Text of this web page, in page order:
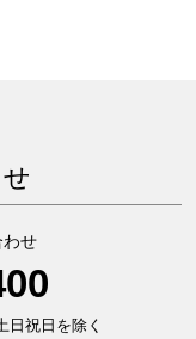
わせ
祝日を除く